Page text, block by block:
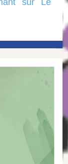
sur Le